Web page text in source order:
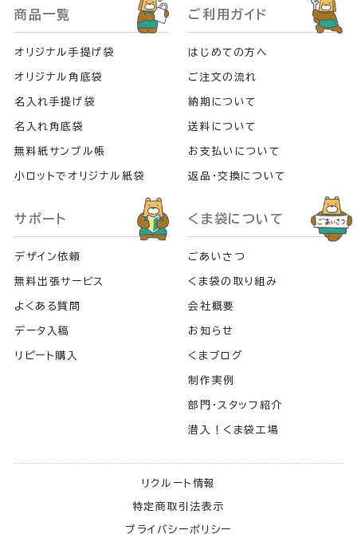
商品一覧
オリジナル手提げ袋
オリジナル角底袋
名入れ手提げ袋
名入れ角底袋
無料紙サンプル帳
小ロットでオリジナル紙袋
ご利用ガイド
はじめての方へ
ご注文の流れ
納期について
送料について
お支払いについて
返品・交換について
サポート
デザイン依頼
無料出張サービス
よくある質問
データ入稿
リピート購入
くま袋について
ごあいさつ
くま袋の取り組み
会社概要
お知らせ
くまブログ
制作実例
部門・スタッフ紹介
潜入！くま袋工場
リクルート情報
特定商取引法表示
プライバシーポリシー